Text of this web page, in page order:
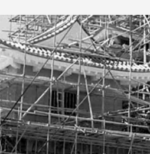
消防
届け出や申請をしたい
証明書がほしい
相談をしたい
支払いをしたい
事業課